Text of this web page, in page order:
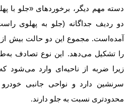
دسته مهم دیگر، برخوردهای «جلو با
دو ردیف جداگانه (جلو به پهلوی
آمده‌است. مجموع این دو حالت بیش از
را تشکیل می‌دهد. این نوع تصادف
زیرا ضربه از ناحیه‌ای وارد می‌شود
سرنشین دارد و نواحی جانبی
محدودتری نسبت به جلو دارند.